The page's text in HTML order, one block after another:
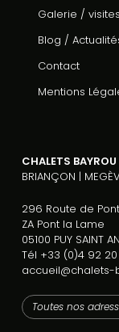
Galerie /
Blog /
Contact
Mentions
CHALETS BAYROU
BRIANÇON |
296 Route de
ZA Pont la Lame
05100 PUY SAINT
Tél +33 (0)4 92
accueil@chalets-
Toutes nos